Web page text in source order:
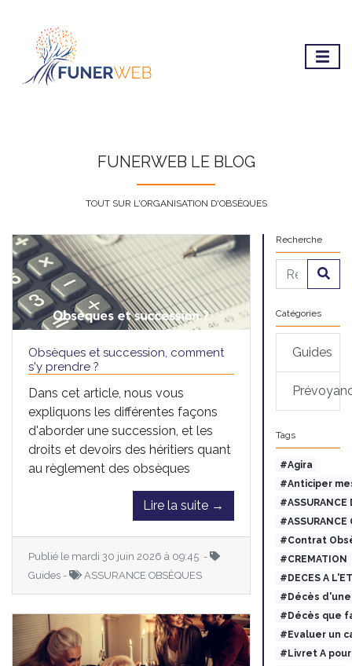
FUNERWEB LE BLOG
TOUT SUR L'ORGANISATION D'OBSÈQUES
Obsèques et succession, comment
s'y prendre ?
Dans cet article, nous vous
expliquons les différentes façons
d'aborder une succession, et les
droits et devoirs des héritiers quant
au règlement des obsèques
Lire la suite →
Publié le mardi 30 juin 2026 à 09:45 -
Guides -
ASSURANCE OBSÈQUES
Recherche
Catégories
Guides
Tags
#Agira
#Anticiper
#ASSURANCE
#ASSURANCE
#Contrat
#CREMATION
#DECES A
#Décès
#Décès que
#Evaluer un
#Livret A